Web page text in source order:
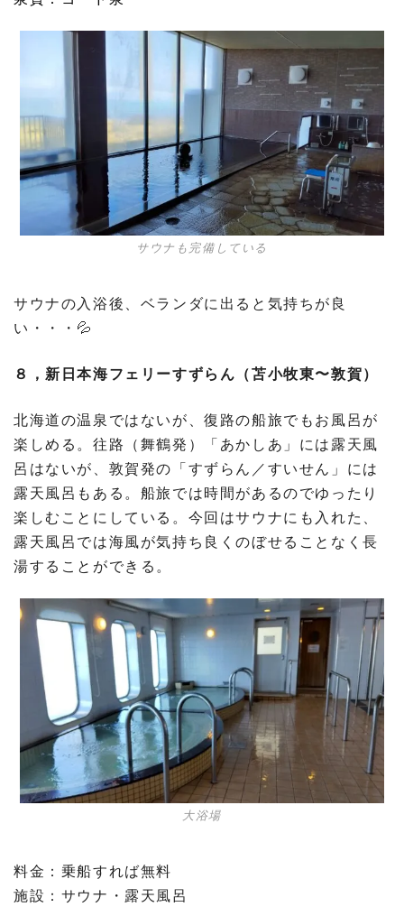
サウナも完備している
サウナの入浴後、ベランダに出ると気持ちが良
い・・・💦
８，新日本海フェリーすずらん（苫小牧東〜敦賀）
北海道の温泉ではないが、復路の船旅でもお風呂が
楽しめる。往路（舞鶴発）「あかしあ」には露天風
呂はないが、敦賀発の「すずらん／すいせん」には
露天風呂もある。船旅では時間があるのでゆったり
楽しむことにしている。今回はサウナにも入れた、
露天風呂では海風が気持ち良くのぼせることなく長
湯することができる。
大浴場
料金：乗船すれば無料
施設：サウナ・露天風呂